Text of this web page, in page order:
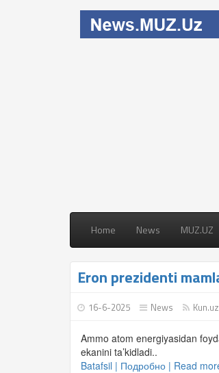
Home News MUZ.UZ
Eron prezidenti
16-6-2025 News Kun.uz
Ammo atom energiyasidan
ekanini ta’kidladi..
Batafsil | Подробно | Read